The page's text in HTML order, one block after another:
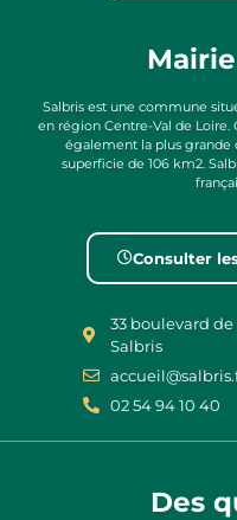
Salbris est une commune
en région Centre-Val de
également la plus grande
superficie de 106 km2.
Consulter
33 boulevard
Salbris
02 54 94 10 40
Des